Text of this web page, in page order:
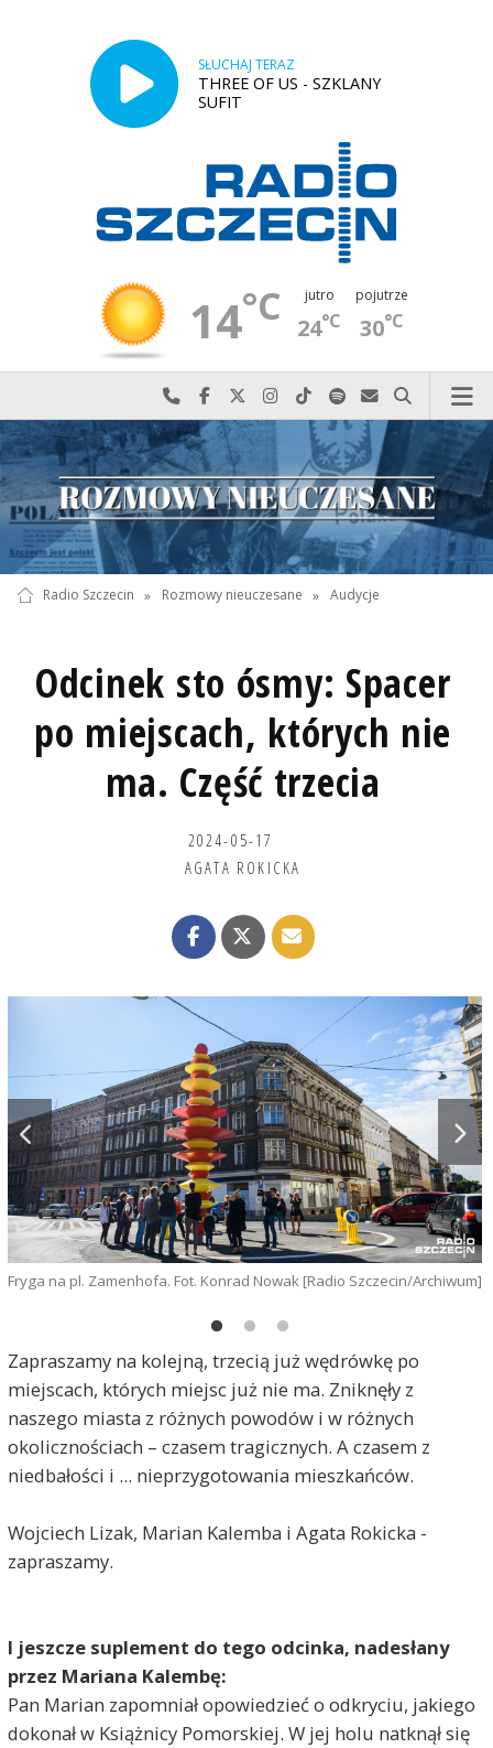
SŁUCHAJ TERAZ
THREE OF US - SZKLANY
SUFIT
14°C jutro
24°C
pojutrze
30°C
Najlepiej po prostu do nas zadzwoń
Odwiedź nas na Facebook-u
Odwiedź nas na X
Odwiedź nas na Instagram-ie
Odwiedź nas na TikTok-u
Szukaj nas na Spotify
Wyślij do nas
Szukaj
Radio Szczecin » Rozmowy nieuczesane » Audycje
Odcinek sto ósmy: Spacer
po miejscach, których nie
ma. Część trzecia
2024-05-17
AGATA ROKICKA
Fryga na pl. Zamenhofa. Fot. Konrad Nowak [Radio Szczecin/Archiwum]
Zapraszamy na kolejną, trzecią już wędrówkę po
miejscach, których miejsc już nie ma. Zniknęły z
naszego miasta z różnych powodów i w różnych
okolicznościach – czasem tragicznych. A czasem z
niedbałości i ... nieprzygotowania mieszkańców.
Wojciech Lizak, Marian Kalemba i Agata Rokicka -
zapraszamy.
I jeszcze suplement do tego odcinka, nadesłany
przez Mariana Kalembę:
Pan Marian zapomniał opowiedzieć o odkryciu, jakiego
dokonał w Książnicy Pomorskiej. W jej holu natknął się